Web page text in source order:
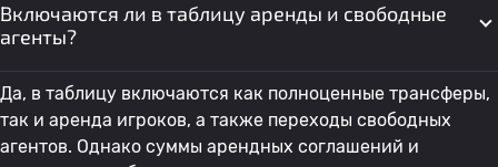
Включаются ли в таблицу аренды и свободные
агенты?
Да, в таблицу включаются как полноценные трансферы,
так и аренда игроков, а также переходы свободных
агентов. Однако суммы арендных соглашений и